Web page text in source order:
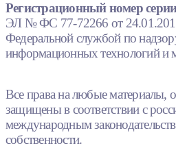
Регистрационный номер
ЭЛ № ФС 77-72266 от
Федеральной службой по
информационных технологий и
Все права на любые материалы,
защищены в соответствии с
международным
собственности.